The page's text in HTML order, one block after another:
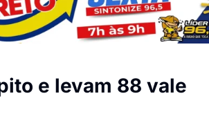
e levam 88 vale